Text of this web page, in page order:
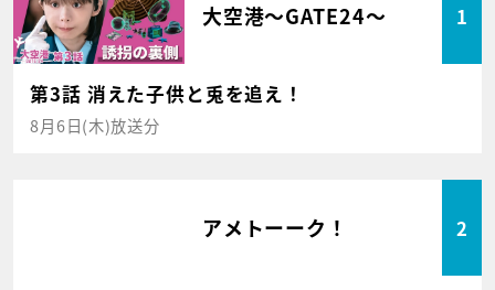
大空港～GATE24～ 1
第3話 消えた子供と兎を追え！
8月6日(木)放送分
アメトーーク！ 2